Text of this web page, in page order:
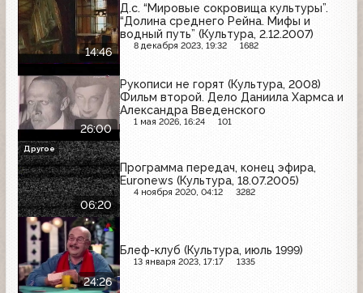
14:46
Д.с. “Мировые сокровища культуры”.
“Долина среднего Рейна. Мифы и
водный путь” (Культура, 2.12.2007)
8 декабря 2023, 19:32 1682
26:00
Рукописи не горят (Культура, 2008)
Фильм второй. Дело Даниила Хармса и
Александра Введенского
1 мая 2026, 16:24 101
06:20
Программа передач, конец эфира,
Euronews (Культура, 18.07.2005)
4 ноября 2020, 04:12 3282
Другое
24:26
Блеф-клуб (Культура, июль 1999)
13 января 2023, 17:17 1335